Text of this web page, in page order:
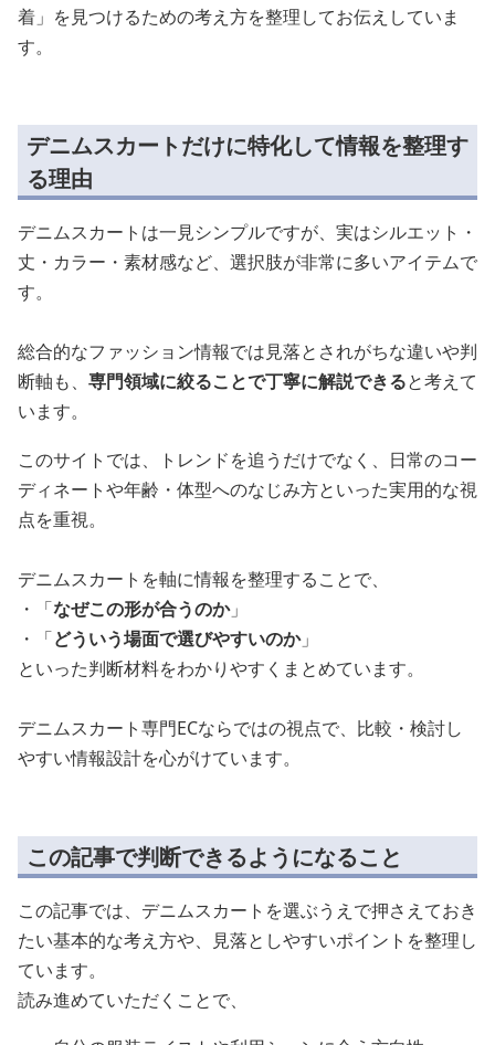
着」を見つけるための考え方を整理してお伝えしていま
す。
デニムスカートだけに特化して情報を整理す
る理由
デニムスカートは一見シンプルですが、実はシルエット・
丈・カラー・素材感など、選択肢が非常に多いアイテムで
す。
総合的なファッション情報では見落とされがちな違いや判
断軸も、 専門領域に絞ることで丁寧に解説できると考えて
います。
このサイトでは、トレンドを追うだけでなく、日常のコー
ディネートや年齢・体型へのなじみ方といった実用的な視
点を重視。
デニムスカートを軸に情報を整理することで、
・「なぜこの形が合うのか」
・「どういう場面で選びやすいのか」
といった判断材料をわかりやすくまとめています。
デニムスカート専門ECならではの視点で、比較・検討し
やすい情報設計を心がけています。
この記事で判断できるようになること
この記事では、デニムスカートを選ぶうえで押さえておき
たい基本的な考え方や、見落としやすいポイントを整理し
ています。
読み進めていただくことで、